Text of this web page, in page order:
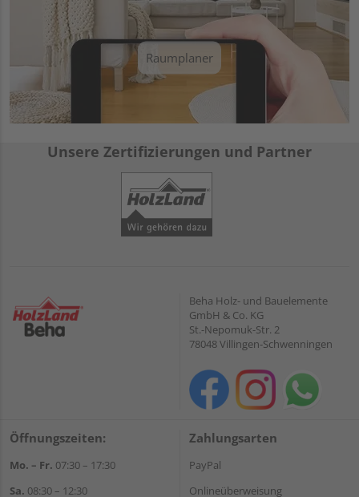
Raumplaner
Unsere Zertifizierungen und Partner
Beha Holz- und Bauelemente
GmbH & Co. KG
St.-Nepomuk-Str. 2
78048 Villingen-Schwenningen
Öffnungszeiten:
Mo. – Fr. 07:30 – 17:30
Sa. 08:30 – 12:30
Zahlungsarten
PayPal
Onlineüberweisung